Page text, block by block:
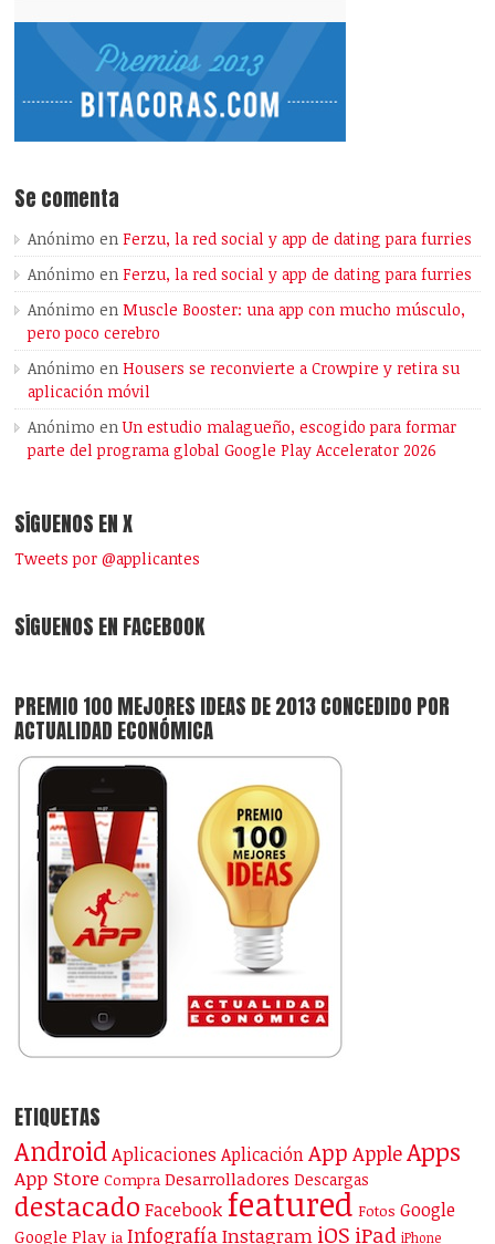
Se comenta
Anónimo enFerzu, la red social y app de dating para furries
Anónimo enFerzu, la red social y app de dating para furries
Anónimo enMuscle Booster: una app con mucho músculo,
pero poco cerebro
Anónimo enHousers se reconvierte a Crowpire y retira su
aplicación móvil
Anónimo enUn estudio malagueño, escogido para formar
parte del programa global Google Play Accelerator 2026
SÍGUENOS EN X
Tweets por @applicantes
SÍGUENOS EN FACEBOOK
PREMIO 100 MEJORES IDEAS DE 2013 CONCEDIDO POR
ACTUALIDAD ECONÓMICA
ETIQUETAS
Android Aplicaciones Aplicación App AppleApps
App Store Compra Desarrolladores Descargas
destacado Facebook featured Fotos Google
Google Play ia InfografíaInstagram iOS iPad iPhone